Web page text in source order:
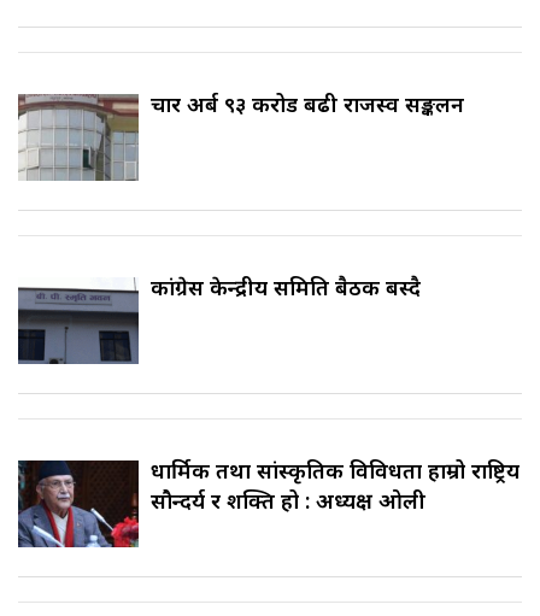
चार अर्ब ९३ करोड बढी राजस्व सङ्कलन
कांग्रेस केन्द्रीय समिति बैठक बस्दै
धार्मिक तथा सांस्कृतिक विविधता हाम्रो राष्ट्रिय
सौन्दर्य र शक्ति हो : अध्यक्ष ओली